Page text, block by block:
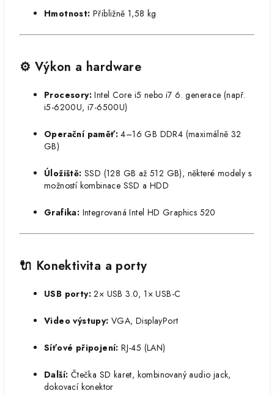
Hmotnost: Přibližně 1,58 kg​
⚙️ Výkon a hardware
Procesory: Intel Core i5 nebo i7 6. generace (např.
i5-6200U, i7-6500U)
Operační paměť: 4–16 GB DDR4 (maximálně 32
GB)
Úložiště: SSD (128 GB až 512 GB), některé modely s
možností kombinace SSD a HDD
Grafika: Integrovaná Intel HD Graphics 520​
🔌 Konektivita a porty
USB porty: 2× USB 3.0, 1× USB-C
Video výstupy: VGA, DisplayPort
Síťové připojení: RJ-45 (LAN)
Další: Čtečka SD karet, kombinovaný audio jack,
dokovací konektor​